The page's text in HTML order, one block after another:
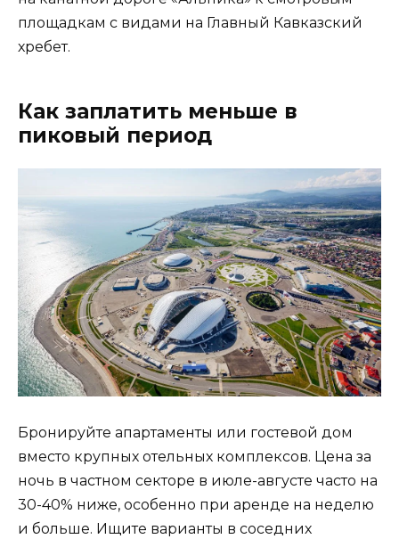
площадкам с видами на Главный Кавказский
хребет.
Как заплатить меньше в
пиковый период
Бронируйте апартаменты или гостевой дом
вместо крупных отельных комплексов. Цена за
ночь в частном секторе в июле-августе часто на
30-40% ниже, особенно при аренде на неделю
и больше. Ищите варианты в соседних